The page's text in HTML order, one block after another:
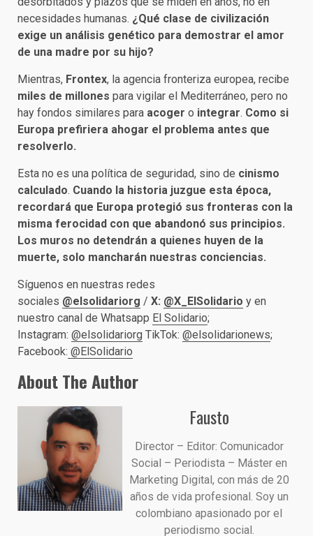
necesidades humanas. ¿Qué clase de civilización
exige un análisis genético para demostrar el amor
de una madre por su hijo?
Mientras, Frontex, la agencia fronteriza europea, recibe
miles de millones para vigilar el Mediterráneo, pero no
hay fondos similares para acoger o integrar. Como si
Europa prefiriera ahogar el problema antes que
resolverlo.
Esta no es una política de seguridad, sino de cinismo
calculado. Cuando la historia juzgue esta época,
recordará que Europa protegió sus fronteras con la
misma ferocidad con que abandonó sus principios.
Los muros no detendrán a quienes huyen de la
muerte, solo mancharán nuestras conciencias.
Síguenos en nuestras redes
sociales @elsolidariorg / X: @X_ElSolidario y en
nuestro canal de Whatsapp El Solidario;
Instagram: @elsolidariorg TikTok: @elsolidarionews;
Facebook: @ElSolidario
About The Author
Fausto
Director – Editor: Comunicador
Social – Periodista – Máster en
Marketing Digital, con más de 20
años de vida profesional. Soy un
colombiano apasionado por el
periodismo social.